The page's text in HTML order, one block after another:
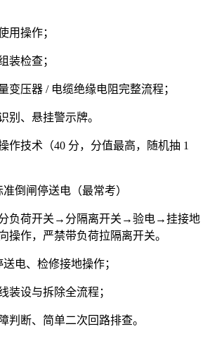
用操作；
装检查；
变压器 / 电缆绝缘电阻完整流程；
别、悬挂警示牌。
作技术（40 分，分值最高，随机抽 1
倒闸停送电（最常考）
负荷开关→分隔离开关→验电→挂接地
操作，严禁带负荷拉隔离开关。
电、检修接地操作；
装设与拆除全流程；
判断、简单二次回路排查。